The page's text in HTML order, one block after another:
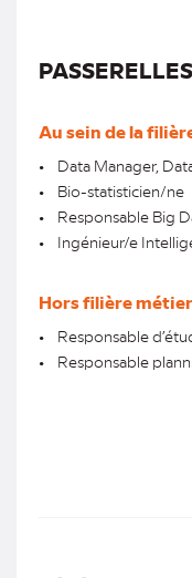
Au sein de la
• Data Manager,
• Bio-statisticien/ne
• Responsable Big
• Ingénieur/e
Hors filière
• Responsable
• Responsable